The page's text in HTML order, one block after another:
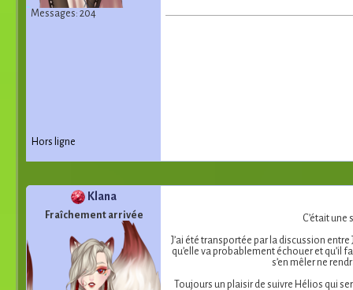
Messages: 204
Hors ligne
Klana
Fraîchement arrivée
C’était
J’ai été transportée par la discussion
qu’elle va probablement échouer et qu’il
s’en mêler ne
Toujours un plaisir de suivre Hélios qui